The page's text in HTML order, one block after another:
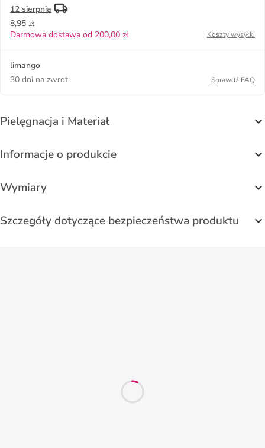
12 sierpnia
8,95 zł
Darmowa dostawa od 200,00 zł
Koszty wysyłki
limango
30 dni na zwrot
Sprawdź FAQ
Pielęgnacja i Materiał
Informacje o produkcie
Wymiary
Szczegóły dotyczące bezpieczeństwa produktu